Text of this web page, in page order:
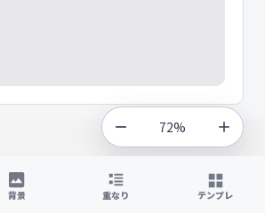
72%
背景 重なり テンプレ